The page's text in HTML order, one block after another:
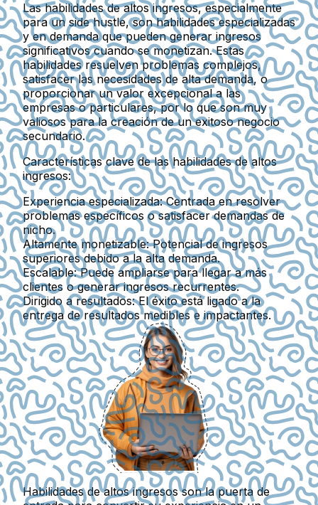
Las habilidades de altos ingresos, especialmente
para un side hustle, son habilidades especializadas
y en demanda que pueden generar ingresos
significativos cuando se monetizan. Estas
habilidades resuelven problemas complejos,
satisfacer las necesidades de alta demanda, o
proporcionar un valor excepcional a las
empresas o particulares, por lo que son muy
valiosos para la creación de un exitoso negocio
secundario.
Características clave de las habilidades de altos
ingresos:
Experiencia especializada:Centrada en resolver
problemas específicos o satisfacer demandas de
nicho.
Altamente monetizable:Potencial de ingresos
superiores debido a la alta demanda.
Escalable:Puede ampliarse para llegar a más
clientes o generar ingresos recurrentes.
Dirigido a resultados:El éxito está ligado a la
entrega de resultados medibles e impactantes.
Habilidades de altos ingresos son la puerta de